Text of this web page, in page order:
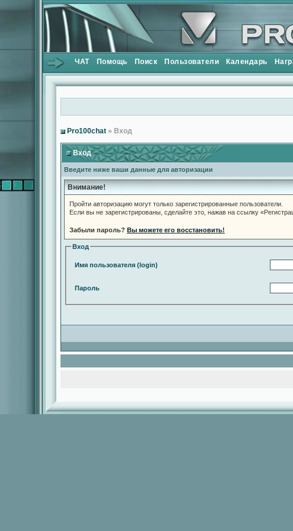
ЧАТ Помощь Поиск Пользователи Календарь
Pro100chat » Вход
Вход
Введите ниже ваши данные для авторизации
Внимание!
Пройти авторизацию могут только зарегистрированные пользователи.
Если вы не зарегистрированы, сделайте это, нажав на ссылку
Забыли пароль? Вы можете его восстановить!
Вход
Имя пользователя (login)
Пароль